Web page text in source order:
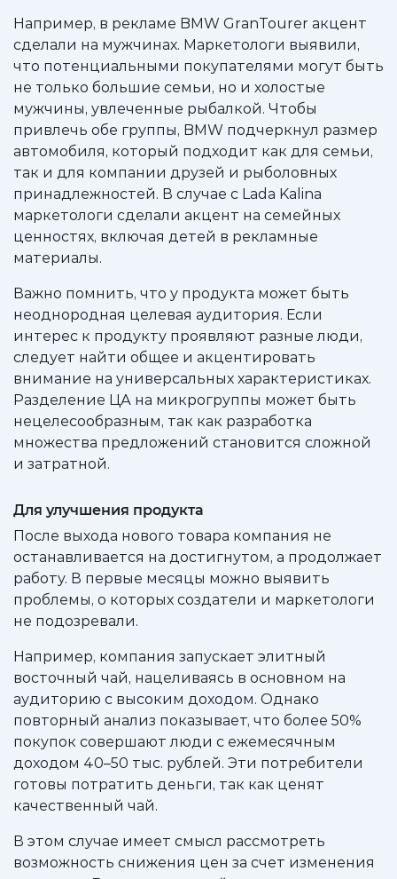
Например, в рекламе BMW GranTourer акцент
сделали на мужчинах. Маркетологи выявили,
что потенциальными покупателями могут быть
не только большие семьи, но и холостые
мужчины, увлеченные рыбалкой. Чтобы
привлечь обе группы, BMW подчеркнул размер
автомобиля, который подходит как для семьи,
так и для компании друзей и рыболовных
принадлежностей. В случае с Lada Kalina
маркетологи сделали акцент на семейных
ценностях, включая детей в рекламные
материалы.
Важно помнить, что у продукта может быть
неоднородная целевая аудитория. Если
интерес к продукту проявляют разные люди,
следует найти общее и акцентировать
внимание на универсальных характеристиках.
Разделение ЦА на микрогруппы может быть
нецелесообразным, так как разработка
множества предложений становится сложной
и затратной.
Для улучшения продукта
После выхода нового товара компания не
останавливается на достигнутом, а продолжает
работу. В первые месяцы можно выявить
проблемы, о которых создатели и маркетологи
не подозревали.
Например, компания запускает элитный
восточный чай, нацеливаясь в основном на
аудиторию с высоким доходом. Однако
повторный анализ показывает, что более 50%
покупок совершают люди с ежемесячным
доходом 40–50 тыс. рублей. Эти потребители
готовы потратить деньги, так как ценят
качественный чай.
В этом случае имеет смысл рассмотреть
возможность снижения цен за счет изменения